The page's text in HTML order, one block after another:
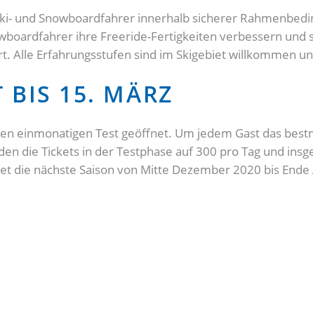
und Snowboardfahrer innerhalb sicherer
ihre Freeride-Fertigkeiten verbessern und
Alle Erfahrungsstufen sind im Skigebiet willkommen
BIS 15. MÄRZ
einmonatigen Test geöffnet. Um jedem Gast das
die Tickets in der Testphase auf 300 pro Tag und
die nächste Saison von Mitte Dezember 2020 bis